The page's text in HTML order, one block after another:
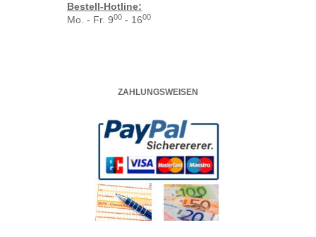
Bestell-Hotline:
Mo. - Fr. 900 - 1600
ZAHLUNGSWEISEN